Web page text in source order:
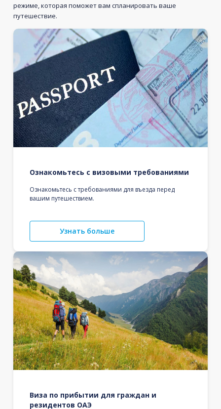
режиме, которая поможет вам спланировать ваше
путешествие.
Ознакомьтесь с визовыми требованиями
Ознакомьтесь с требованиями для въезда перед
вашим путешествием.
Узнать больше
Виза по прибытии для граждан и
резидентов ОАЭ